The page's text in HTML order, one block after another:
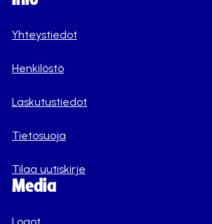
Yhteystiedot
Henkilöstö
Laskutustiedot
Tietosuoja
Tilaa uutiskirje
Media